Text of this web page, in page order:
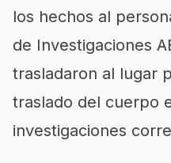
los hechos al
de Investigaciones
trasladaron al lugar
traslado del cuerpo
investigaciones